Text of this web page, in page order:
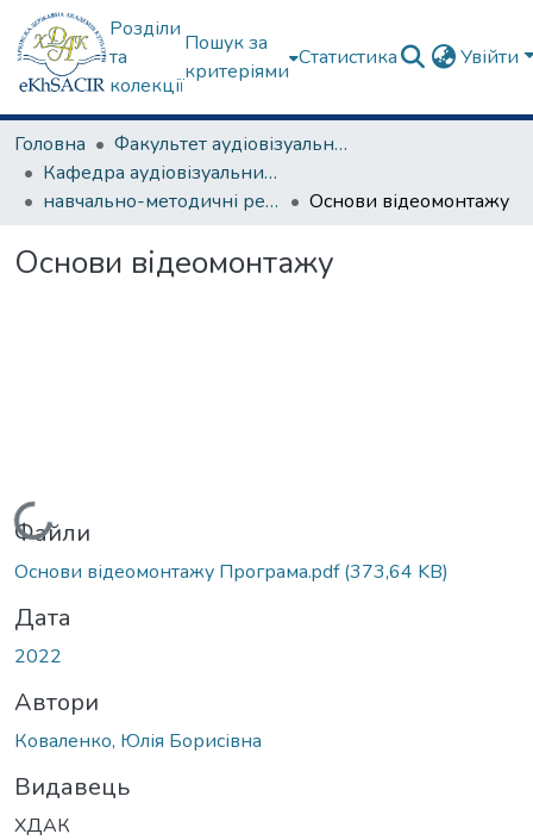
Розділи
та
колекції
Пошук за
критеріями
Статистика Увійти
Головна
Факультет аудіовізуального мистецтва
Кафедра аудіовізуальних медіа та медіакомунікацій
навчально-методичні рекомендації, програми дисциплін
Основи відеомонтажу
Основи відеомонтажу
Вантажиться...
Файли
Основи відеомонтажу Програма.pdf(373,64 KB)
Дата
2022
Автори
Коваленко, Юлія Борисівна
Видавець
ХДАК